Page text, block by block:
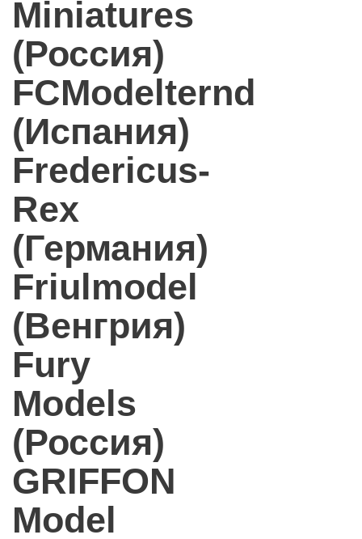
Miniatures
(Россия)
FCModelternd
(Испания)
Fredericus-
Rex
(Германия)
Friulmodel
(Венгрия)
Fury
Models
(Россия)
GRIFFON
Model